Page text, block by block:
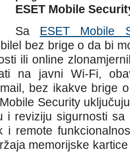
ESET Mobile
Sa ESET Mobile
bez brige o da bi
ili online
na javni Wi-Fi,
bez ikakve brige
Security
i reviziju sigurnosti sa
i remote
memorijske